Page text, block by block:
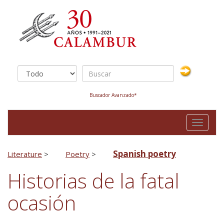
Buscador Avanzado*
Toggle
Literature > Poetry > Spanish poetry
Historias de la fatal
ocasión